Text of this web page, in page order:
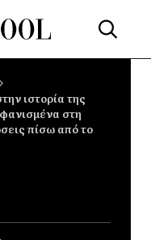
ιστορία της
στη
πίσω από το